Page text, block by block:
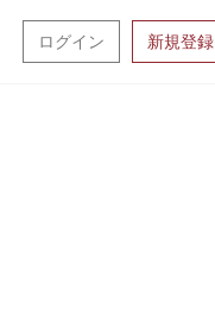
ログイン 新規登録